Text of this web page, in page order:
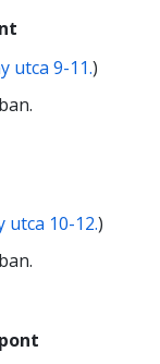
utca 9-11.)
utca 10-12.)